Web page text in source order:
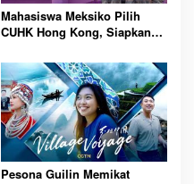
Mahasiswa Meksiko Pilih
CUHK Hong Kong, Siapkan
Beasiswa Internasional
Bergengsi
Pesona Guilin Memikat